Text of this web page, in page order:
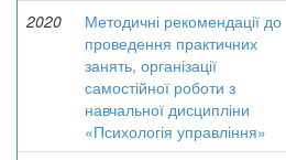
2020
Методичні рекомендації до
проведення практичних
занять, організації
самостійної роботи з
навчальної дисципліни
«Психологія управління»